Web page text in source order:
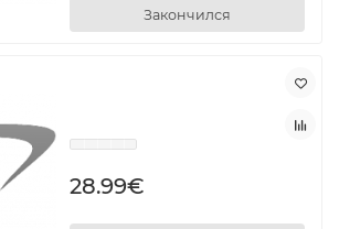
Закончился
28.99€